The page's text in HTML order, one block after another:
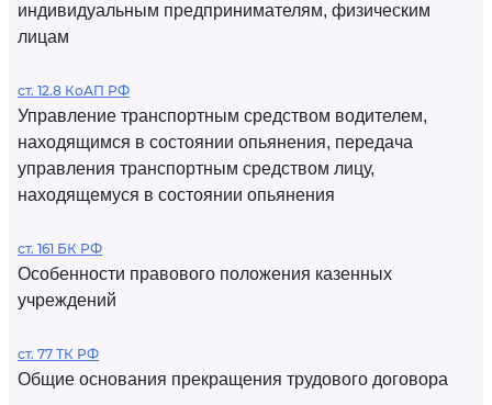
индивидуальным предпринимателям, физическим
лицам
ст. 12.8 КоАП РФ
Управление транспортным средством водителем,
находящимся в состоянии опьянения, передача
управления транспортным средством лицу,
находящемуся в состоянии опьянения
ст. 161 БК РФ
Особенности правового положения казенных
учреждений
ст. 77 ТК РФ
Общие основания прекращения трудового договора